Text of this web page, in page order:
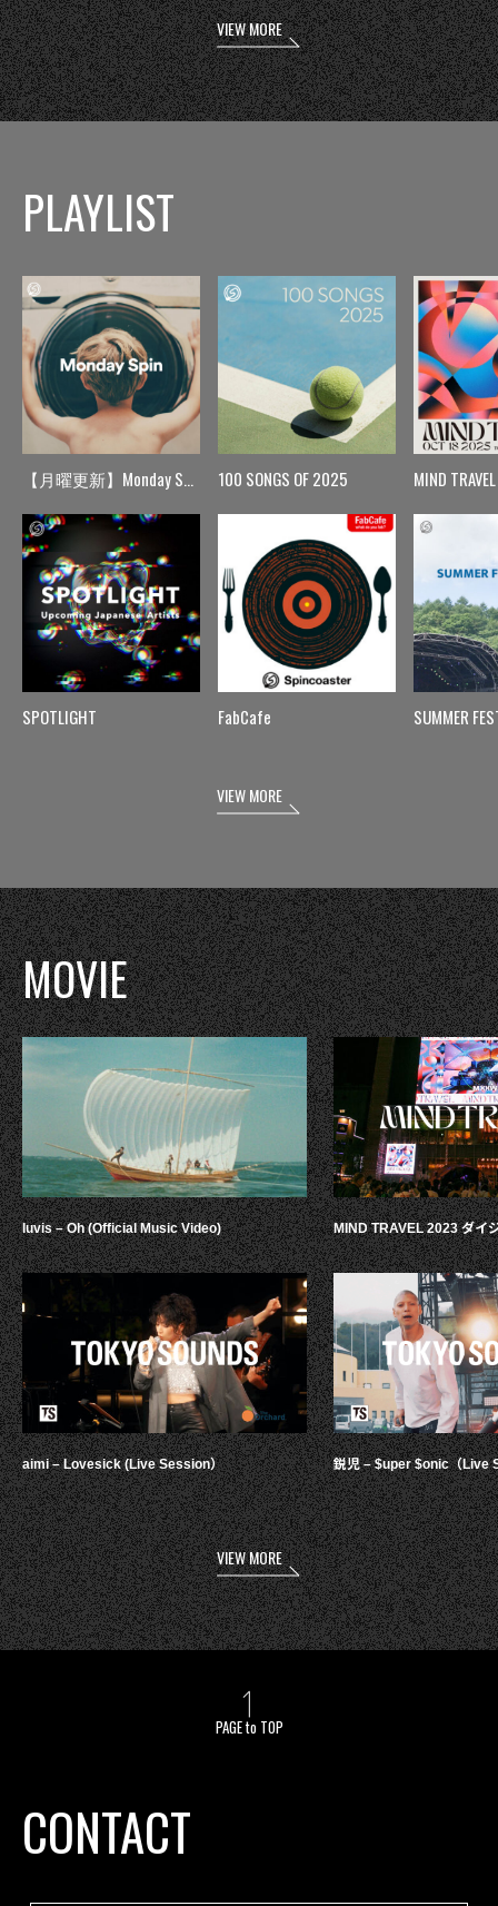
VIEW MORE
PLAYLIST
【月曜更新】Monday Spin
SPOTLIGHT
100 SONGS OF 2025
FabCafe
MIND TRAVEL
SUMMER
VIEW MORE
MOVIE
luvis – Oh (Official Music Video)
aimi – Lovesick (Live Session）
MIND TRAVEL 2023 ダイ
鋭児 – $uper $onic（Live
VIEW MORE
PAGE to TOP
CONTACT